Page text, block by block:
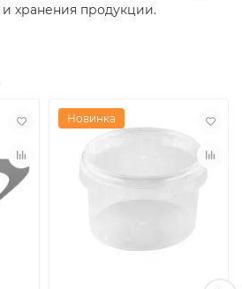
хранения продукции.
Новинка